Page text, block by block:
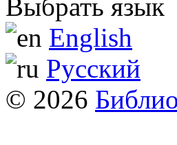
Выбрать язык
English
Русский
© 2026